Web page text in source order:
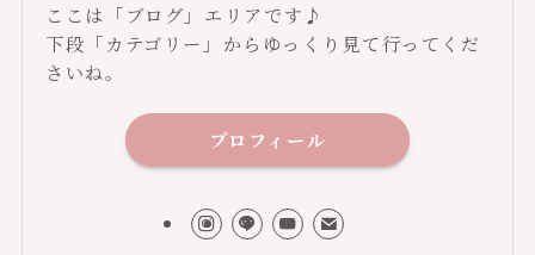
ここは「ブログ」エリアです♪
下段「カテゴリー」からゆっくり見て行ってくだ
さいね。
プロフィール